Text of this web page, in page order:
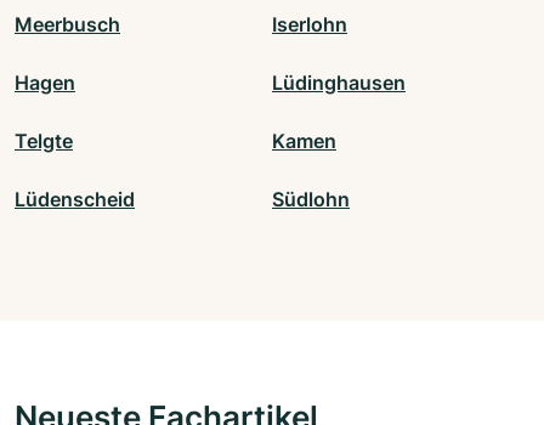
Meerbusch Iserlohn
Hagen Lüdinghausen
Telgte Kamen
Lüdenscheid Südlohn
Neueste Fachartikel